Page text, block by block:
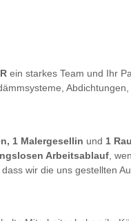
ein starkes Team und Ihr
1 Malergesellin und 1
Arbeitsablauf ,
wir die uns gestellten